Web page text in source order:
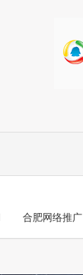
合肥网络推广